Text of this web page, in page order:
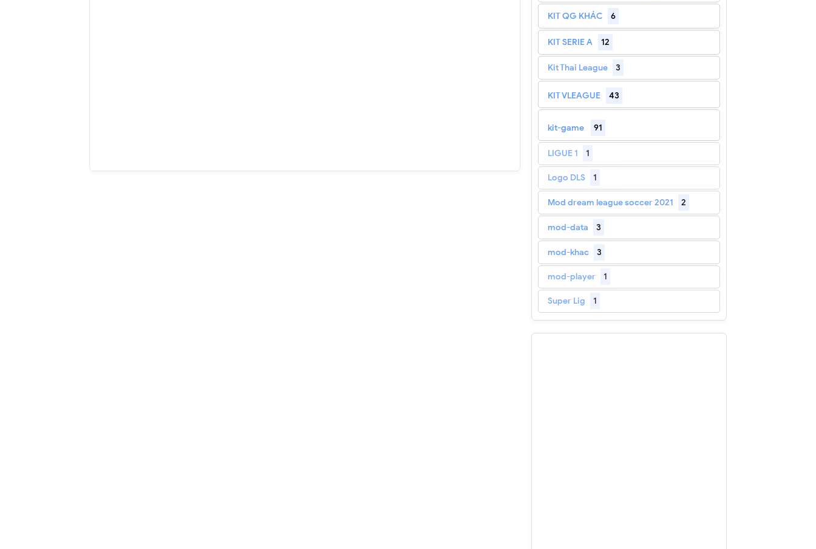
KIT QG KHÁC 6
KIT SERIE A 12
Kit Thai League 3
KIT VLEAGUE 43
kit-game 91
LIGUE 1 1
Logo DLS 1
Mod dream league soccer 2021 2
mod-data 3
mod-khac 3
mod-player 1
Super Lig 1